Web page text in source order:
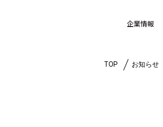
企業情報
TOP お知らせ